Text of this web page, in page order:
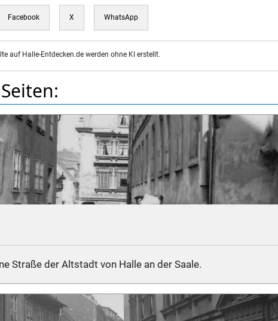
Facebook X WhatsApp
auf Halle-Entdecken.de werden ohne KI erstellt.
Straße der Altstadt von Halle an der Saale.